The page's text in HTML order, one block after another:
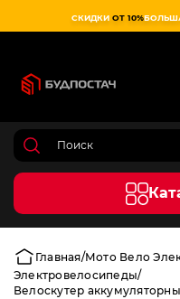
СКИДКИ ОТ 10%
Главная Мото Вело
Электровелосипеды
Велоскутер